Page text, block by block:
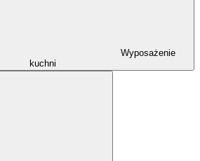
Wyposażenie
kuchni